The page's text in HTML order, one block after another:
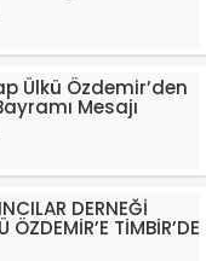
Ülkü Özdemir’den
Mesajı
DERNEĞİ
ÖZDEMİR’E TİMBİR’DE